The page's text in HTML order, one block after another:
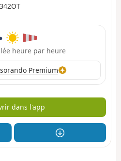
heure par heure
Premium
dans l'app